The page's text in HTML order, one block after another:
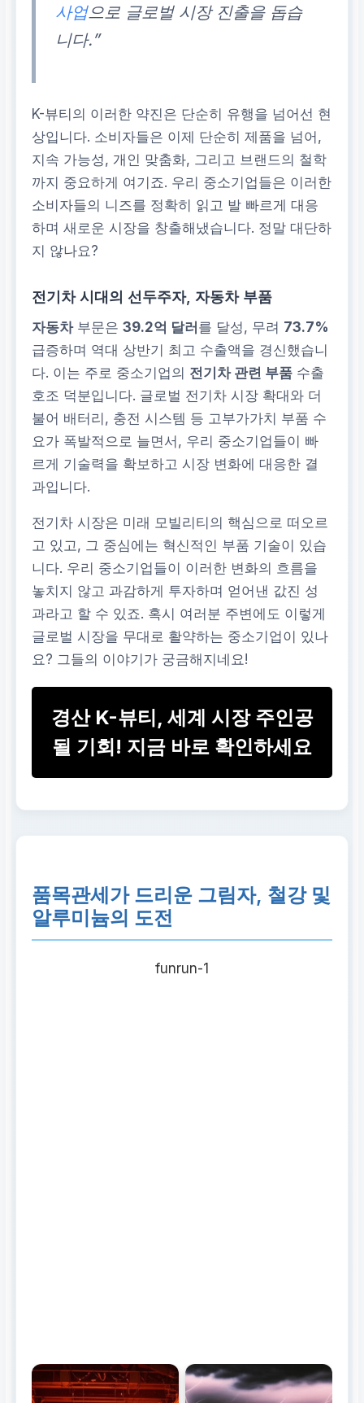
사업으로 글로벌 시장 진출을 돕습
니다.”
K-뷰티의 이러한 약진은 단순히 유행을 넘어선 현
상입니다. 소비자들은 이제 단순히 제품을 넘어,
지속 가능성, 개인 맞춤화, 그리고 브랜드의 철학
까지 중요하게 여기죠. 우리 중소기업들은 이러한
소비자들의 니즈를 정확히 읽고 발 빠르게 대응
하며 새로운 시장을 창출해냈습니다. 정말 대단하
지 않나요?
전기차 시대의 선두주자, 자동차 부품
자동차부문은39.2억 달러를 달성, 무려 73.7%
급증하며 역대 상반기 최고 수출액을 경신했습니
다. 이는 주로 중소기업의 전기차 관련 부품 수출
호조 덕분입니다. 글로벌 전기차 시장 확대와 더
불어 배터리, 충전 시스템 등 고부가가치 부품 수
요가 폭발적으로 늘면서, 우리 중소기업들이 빠
르게 기술력을 확보하고 시장 변화에 대응한 결
과입니다.
전기차 시장은 미래 모빌리티의 핵심으로 떠오르
고 있고, 그 중심에는 혁신적인 부품 기술이 있습
니다. 우리 중소기업들이 이러한 변화의 흐름을
놓치지 않고 과감하게 투자하며 얻어낸 값진 성
과라고 할 수 있죠. 혹시 여러분 주변에도 이렇게
글로벌 시장을 무대로 활약하는 중소기업이 있나
요? 그들의 이야기가 궁금해지네요!
경산 K-뷰티, 세계 시장 주인공
될 기회! 지금 바로 확인하세요
품목관세가 드리운 그림자, 철강 및
알루미늄의 도전
funrun-1